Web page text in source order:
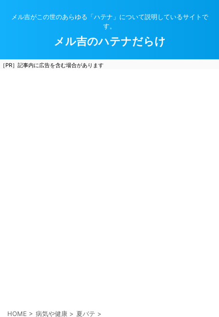
メル吉がこの世のあらゆる「ハテナ」について説明しているサイトで
す。
メル吉のハテナだらけ
［PR］記事内に広告を含む場合があります
HOME > 病気や健康 > 夏バテ >